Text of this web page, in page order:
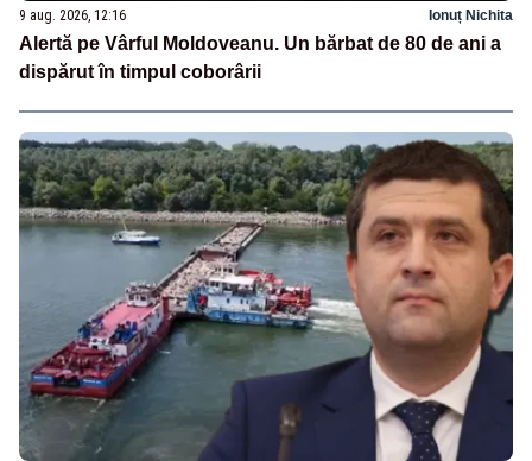
9 aug. 2026, 12:16 Ionuț Nichita
Alertă pe Vârful Moldoveanu. Un bărbat de 80 de ani a
dispărut în timpul coborârii